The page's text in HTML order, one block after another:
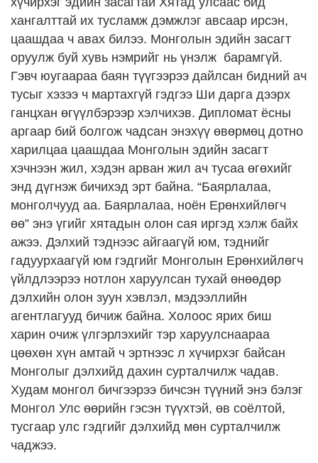
хангалттай их тусламж дэмжлэг авсаар ирсэн,
цаашдаа ч авах билээ. Монголын эдийн засагт
оруулж буй хувь нэмрийг нь үнэлж барамгүй.
Гэвч юугаараа баян түүгээрээ дайлсан бидний ач
тусыг хэзээ ч мартахгүй гэдгээ Ши дарга дээрх
ганцхан өгүүлбэрээр хэлчихэв. Дипломат ёсны
аргаар бий болгож чадсан энэхүү өвөрмөц дотно
харилцаа цаашдаа Монголын эдийн засагт
хэчнээн жил, хэдэн арван жил ач тусаа өгөхийг
энд дүгнэж бичихэд эрт байна. “Баярлалаа,
монголчууд аа. Баярлалаа, ноён Ерөнхийлөгч
өө” энэ үгийг хятадын олон сая иргэд хэлж байх
ажээ. Дэлхий тэднээс айгаагүй юм, тэднийг
гадуурхаагүй юм гэдгийг Монголын Ерөнхийлөгч
үйлдлээрээ нотлон харуулсан тухай өнөөдөр
дэлхийн олон зуун хэвлэл, мэдээллийн
агентлагууд бичиж байна. Холоос ярих биш
харин очиж үлгэрлэхийг тэр харуулснаараа
цөөхөн хүн амтай ч эртнээс л хүчирхэг байсан
Монголыг дэлхийд дахин сурталчилж чадав.
Худам монгол бичгээрээ бичсэн түүний энэ бэлэг
Монгол Улс өөрийн гэсэн түүхтэй, өв соёлтой,
тусгаар улс гэдгийг дэлхийд мөн сурталчилж
чаджээ.